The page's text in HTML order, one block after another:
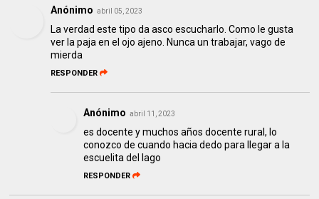
Anónimo abril 05, 2023
La verdad este tipo da asco escucharlo. Como le gusta
ver la paja en el ojo ajeno. Nunca un trabajar, vago de
mierda
RESPONDER
Anónimo abril 11, 2023
es docente y muchos años docente rural, lo
conozco de cuando hacia dedo para llegar a la
escuelita del lago
RESPONDER